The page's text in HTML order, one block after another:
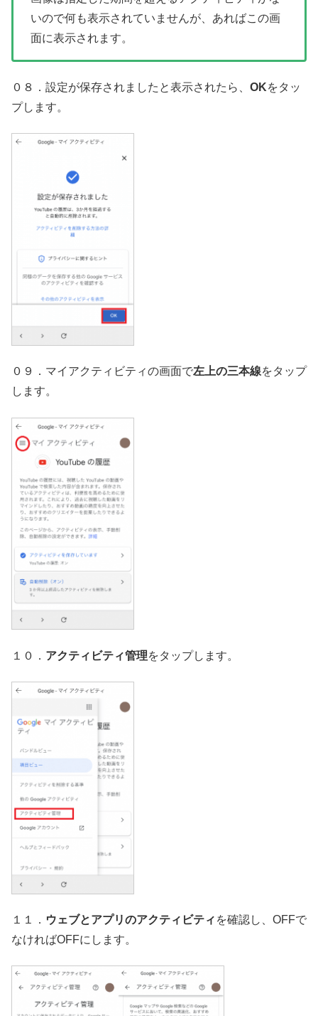
いので何も表示されていませんが、あればこの画
面に表示されます。
０８．設定が保存されましたと表示されたら、 OKをタッ
プします。
０９．マイアクティビティの画面で左上の三本線をタップ
します。
１０． アクティビティ管理をタップします。
１１． ウェブとアプリのアクティビティ を確認し、OFFで
なければOFFにします。